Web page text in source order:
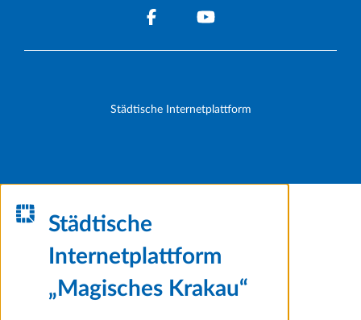
Städtische Internetplattform
Städtische
Internetplattform
„Magisches Krakau“